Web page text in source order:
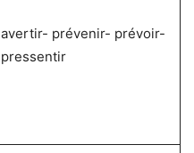
avertir- prévenir- prévoir-
pressentir